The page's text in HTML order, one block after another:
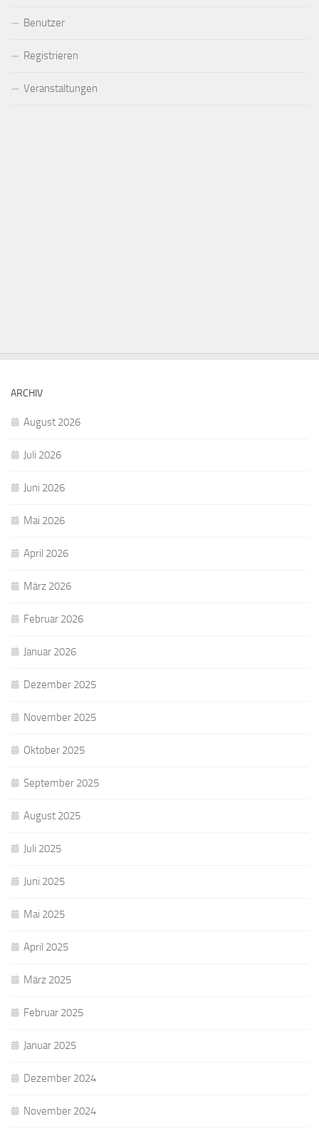
Benutzer
Registrieren
Veranstaltungen
ARCHIV
August 2026
Juli 2026
Juni 2026
Mai 2026
April 2026
März 2026
Februar 2026
Januar 2026
Dezember 2025
November 2025
Oktober 2025
September 2025
August 2025
Juli 2025
Juni 2025
Mai 2025
April 2025
März 2025
Februar 2025
Januar 2025
Dezember 2024
November 2024